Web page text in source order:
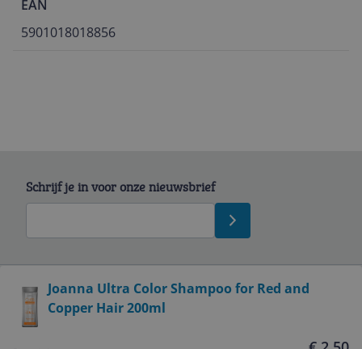
EAN
5901018018856
Joanna Ultra Color Shampoo for Red and
Copper Hair 200ml
Schrijf je in voor onze nieuwsbrief
Service